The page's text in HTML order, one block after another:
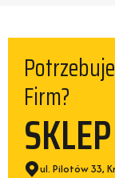
Firm?
ul. Pilotów 33,